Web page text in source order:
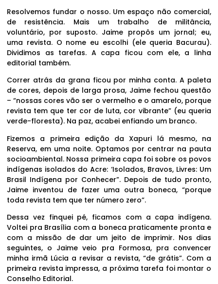
Resolvemos fundar o nosso. Um espaço não comercial,
de resistência. Mais um trabalho de militância,
voluntário, por suposto. Jaime propôs um jornal; eu,
uma revista. O nome eu escolhi (ele queria Bacurau).
Dividimos as tarefas. A capa ficou com ele, a linha
editorial também.
Correr atrás da grana ficou por minha conta. A paleta
de cores, depois de larga prosa, Jaime fechou questão
– “nossas cores vão ser o vermelho e o amarelo, porque
revista tem que ter cor de luta, cor vibrante” (eu queria
verde-floresta). Na paz, acabei enfiando um branco.
Fizemos a primeira edição da Xapuri lá mesmo, na
Reserva, em uma noite. Optamos por centrar na pauta
socioambiental. Nossa primeira capa foi sobre os povos
indígenas isolados do Acre: ‘Isolados, Bravos, Livres: Um
Brasil Indígena por Conhecer”. Depois de tudo pronto,
Jaime inventou de fazer uma outra boneca, “porque
toda revista tem que ter número zero”.
Dessa vez finquei pé, ficamos com a capa indígena.
Voltei pra Brasília com a boneca praticamente pronta e
com a missão de dar um jeito de imprimir. Nos dias
seguintes, o Jaime veio pra Formosa, pra convencer
minha irmã Lúcia a revisar a revista, “de grátis”. Com a
primeira revista impressa, a próxima tarefa foi montar o
Conselho Editorial.